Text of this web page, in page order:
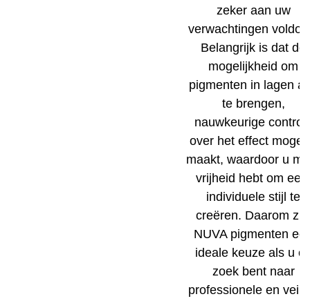
zeker aan uw
verwachtingen
Belangrijk is dat de
mogelijkheid om
pigmenten in lagen
te brengen,
nauwkeurige
over het effect
maakt, waardoor u
vrijheid hebt om een
individuele stijl te
creëren. Daarom
NUVA pigmenten
ideale keuze als u
zoek bent naar
professionele en